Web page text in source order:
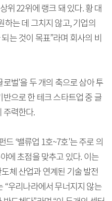
위 22위에 랭크 돼 있다. 황 대
하는 데 그치지 않고, 기업의
는 것이 목표”라며 회사의 비
로벌’을 두 개의 축으로 삼아 투
으로 한 테크 스타트업 중 글
주력한다.
‘밸류업 1호~7호’는 주로 의
에 초점을 맞추고 있다. 이는
체 산업과 연계된 기술 발전
“우리나라에서 무너지지 않는